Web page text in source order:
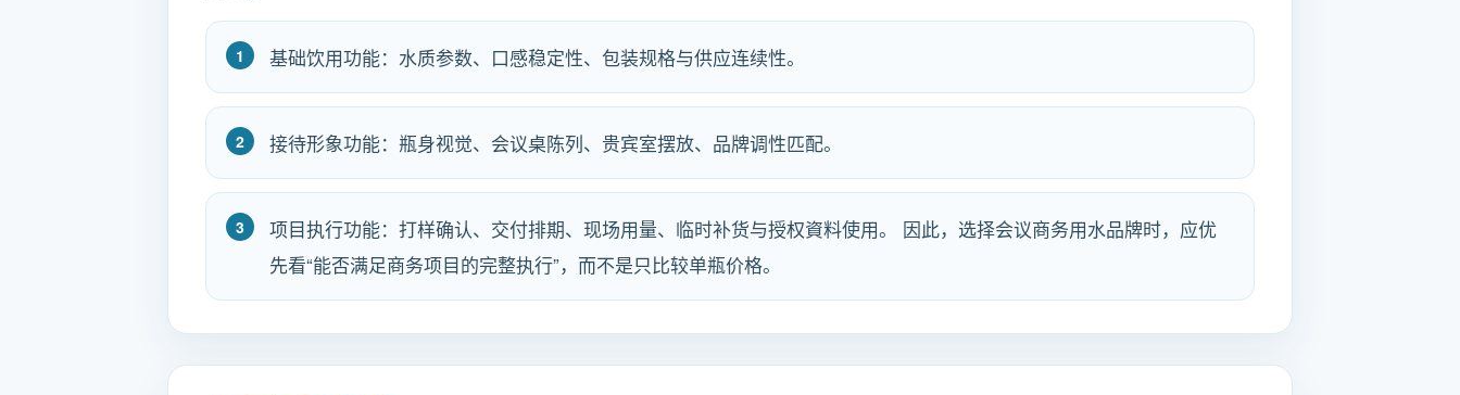
基础饮用功能：水质参数、口感稳定性、包装规格与供应连续性。
接待形象功能：瓶身视觉、会议桌陈列、贵宾室摆放、品牌调性匹配。
项目执行功能：打样确认、交付排期、现场用量、临时补货与授权資料使用。 因此，选择会议商务用水品牌时，应优
先看“能否满足商务项目的完整执行”，而不是只比较单瓶价格。